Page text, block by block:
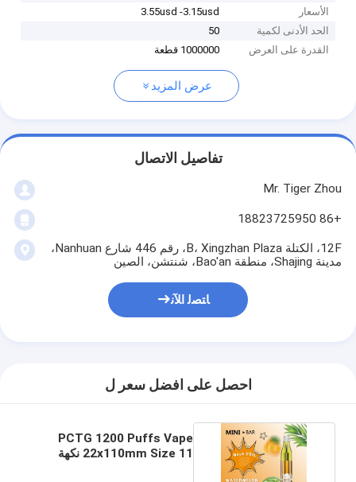
الأسعار
3.55usd -3.15usd
الحد الأدنى لكمية
50
القدرة على العرض
1000000 قطعة
عرض المزيد
تفاصيل الاتصال
Mr. Tiger Zhou
+86 18823725950
12F، الكتلة B، Xingzhan Plaza، رقم 446 شارع Nanhuan،
مدينة Shajing، منطقة Bao'an، شنتشن، الصين
ﺎﺘﺼﻟ ﺍﻶﻧ
احصل على افضل سعر ل
PCTG 1200 Puffs Vape
22x110mm Size 11 نكهة